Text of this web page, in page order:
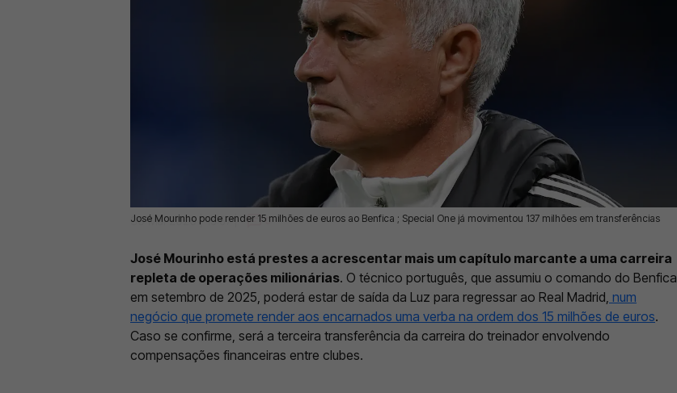
José Mourinho pode render 15 milhões de euros ao Benfica ; Special One já movimentou 137 milhões em transferências
30 Mai 2026 | 15:57 | 0
José Mourinho está prestes a acrescentar mais um capítulo marcante a uma carreira
repleta de operações milionárias. O técnico português, que assumiu o comando do Benfica
em setembro de 2025, poderá estar de saída da Luz para regressar ao Real Madrid, num
negócio que promete render aos encarnados uma verba na ordem dos 15 milhões de euros.
Caso se confirme, será a terceira transferência da carreira do treinador envolvendo
compensações financeiras entre clubes.